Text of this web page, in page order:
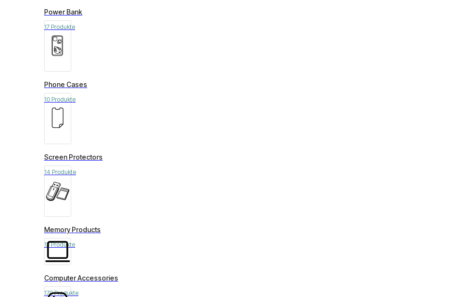
Power Bank
17 Produkte
Phone Cases
10 Produkte
Screen Protectors
14 Produkte
Memory Products
13 Produkte
Computer Accessories
170 Produkte